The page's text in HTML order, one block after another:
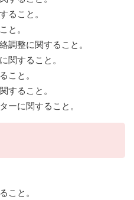
ること。
と。
調整に関すること。
関すること。
こと。
すること。
ーに関すること。
こと。